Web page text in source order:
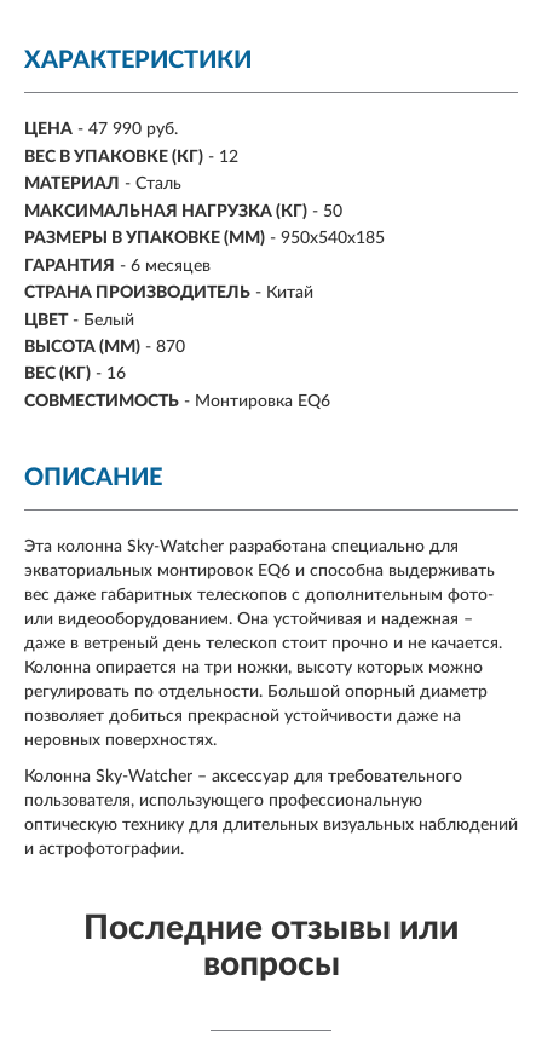
ХАРАКТЕРИСТИКИ
ЦЕНА - 47 990 руб.
ВЕС В УПАКОВКЕ (КГ) - 12
МАТЕРИАЛ - Сталь
МАКСИМАЛЬНАЯ НАГРУЗКА (КГ) - 50
РАЗМЕРЫ В УПАКОВКЕ (ММ) - 950х540х185
ГАРАНТИЯ - 6 месяцев
СТРАНА ПРОИЗВОДИТЕЛЬ - Китай
ЦВЕТ - Белый
ВЫСОТА (ММ) - 870
ВЕС (КГ) - 16
СОВМЕСТИМОСТЬ - Монтировка EQ6
ОПИСАНИЕ
Эта колонна Sky-Watcher разработана специально для
экваториальных монтировок EQ6 и способна выдерживать
вес даже габаритных телескопов с дополнительным фото-
или видеооборудованием. Она устойчивая и надежная –
даже в ветреный день телескоп стоит прочно и не качается.
Колонна опирается на три ножки, высоту которых можно
регулировать по отдельности. Большой опорный диаметр
позволяет добиться прекрасной устойчивости даже на
неровных поверхностях.
Колонна Sky-Watcher – аксессуар для требовательного
пользователя, использующего профессиональную
оптическую технику для длительных визуальных наблюдений
и астрофотографии.
Последние отзывы или
вопросы